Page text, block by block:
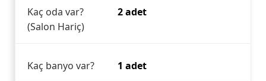
Kaç oda var?
(Salon Hariç)
2 adet
Kaç banyo var? 1 adet